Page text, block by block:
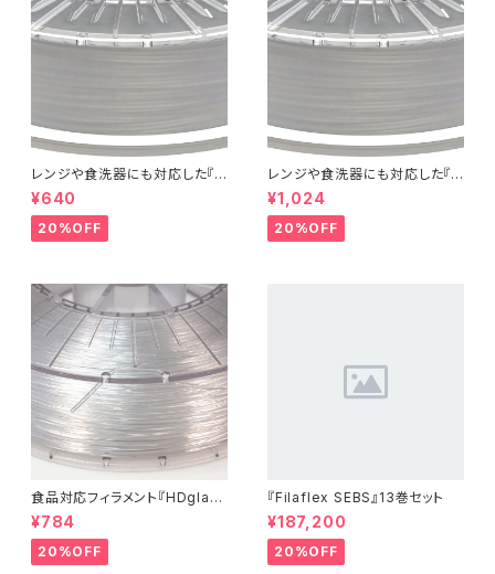
レンジや食洗器にも対応した『C
entaur PP』：お試しサンプル 5
M
¥640
20%OFF
レンジや食洗器にも対応した『C
entaur PP』：お試しサンプル 1
0M
¥1,024
20%OFF
食品対応フィラメント『HDglas
s』：お試しサンプル 10M
¥784
20%OFF
『Filaflex SEBS』13巻セット
¥187,200
20%OFF